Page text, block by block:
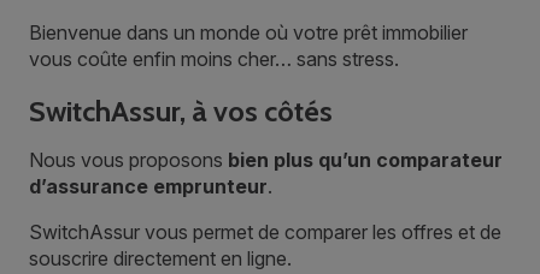
Bienvenue dans un monde où votre prêt immobilier
vous coûte enfin moins cher… sans stress.
SwitchAssur, à vos côtés
Nous vous proposons bien plus qu’un comparateur
d’assurance emprunteur.
SwitchAssur vous permet de comparer les offres et de
souscrire directement en ligne.